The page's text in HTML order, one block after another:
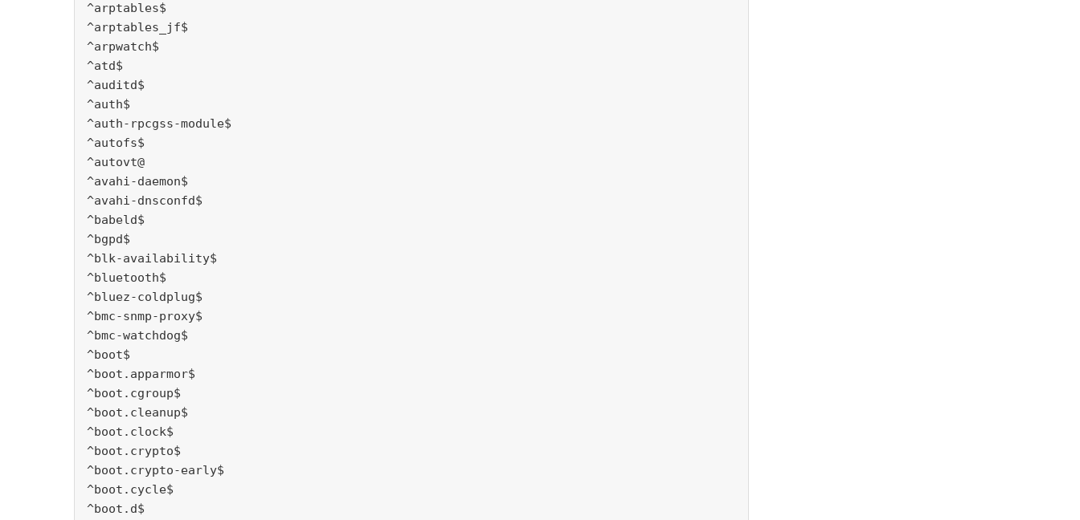
^arptables$
^arptables_jf$
^arpwatch$
^atd$
^auditd$
^auth$
^auth-rpcgss-module$
^autofs$
^autovt@
^avahi-daemon$
^avahi-dnsconfd$
^babeld$
^bgpd$
^blk-availability$
^bluetooth$
^bluez-coldplug$
^bmc-snmp-proxy$
^bmc-watchdog$
^boot$
^boot.apparmor$
^boot.cgroup$
^boot.cleanup$
^boot.clock$
^boot.crypto$
^boot.crypto-early$
^boot.cycle$
^boot.d$